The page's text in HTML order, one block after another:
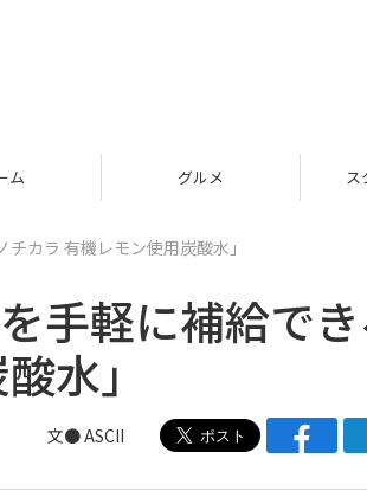
メ スタートアップ
カラ 有機レモン使用炭酸水」
手軽に補給で
水」
文● ASCII